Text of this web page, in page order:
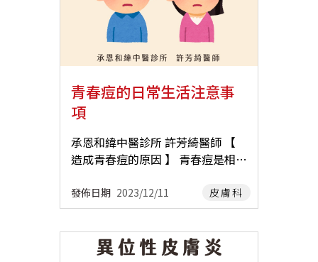
熱蘊膚型 ▪︎ 表現為：皮膚紅腫、滲
液、癢痛難耐，伴有口苦、尿黃、
大便黏膩。 ▪︎ 常用方：甘露消毒
丹、涼血消風散。 脾虛濕盛型 ▪︎
表現為：皮疹反覆、色淡、滲液不
多但久不癒，常合併食慾差、腹脹
便溏。 ▪︎ 常用方：參苓白朮散、除
濕胃苓湯。 ・中藥方請由中醫師診
斷後開立處方治療 血虛風燥型 ▪︎
間癢得更厲害，皮膚粗糙、乾裂。
▪︎ 常用方：當歸飲子、養血潤燥
疹、小水泡，伴隨灼熱感，癢痛交
加、舌紅苔黃膩。 ▪︎ 常用方：消風
薦醫師 承恩和緯 許芳綺 醫師 承恩
和緯 李長鴻 醫師 承恩總院 李彥禛
醫師 承恩大橋 周子雅 醫師
素沈澱或結痂。膚質乾燥粗糙、脫
屑，部分因反覆搔抓呈苔癬狀。 ・
中藥方請由中醫師診斷後開立處方
治療 外用藥膏 ꕤ 黃連膏清熱止癢
用，幫助傷口收斂，滋養肌膚。 【
日常保養與預防 】 避免誘發因素
寵物毛屑、花粉等過敏原。 ▪︎ 衣
物盡量以純棉、絲質等柔軟質料為
誘發搔癢。 ▪︎ 減少食用辛辣、油
膚保養 ▪︎ 避免過度清潔，使用溫
和無皂性，無添加香精的清潔用
疹搔癢消失，皮膚也變好了。 【 為
什麼有些人在冬天會容易皮膚搔癢
得血管收縮、血液循環變差，同
時，汗腺與皮脂腺分泌減少，使得
皮膚會變得乾燥、龜裂、搔癢，若
是過度抓癢，會產生紅疹與皮屑，
要是抓出傷口還會有感染的風險，
不可不慎。 【 搭配中醫口服藥與外
用藥膏，可緩解冬季癢的症狀 】 中
醫會根據病人的皮膚表現與體質來
開立適合的中藥，常見的證型有：
之人，症見皮膚乾燥、紅疹、抓
痕，夜間癢甚，治宜養血消風，潤
皮膚科
青春痘的日常生活注意事
項
承恩和緯中醫診所 許芳綺醫師 【
造成青春痘的原因 】 青春痘是相當
量的皮脂分泌（可能因賀爾蒙、飲
食、外界刺激…等造成） 痤瘡桿菌
聚集 皮膚表面角化異常 毛囊周圍發
發佈日期 2023/12/11